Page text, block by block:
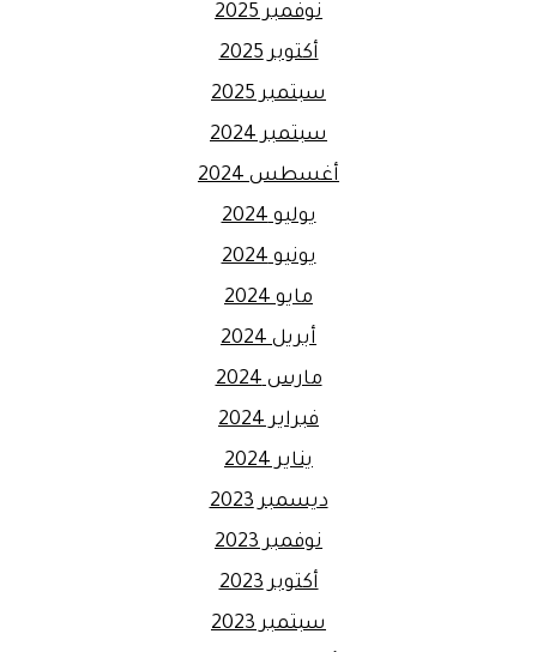
نوفمبر 2025
أكتوبر 2025
سبتمبر 2025
سبتمبر 2024
أغسطس 2024
يوليو 2024
يونيو 2024
مايو 2024
أبريل 2024
مارس 2024
فبراير 2024
يناير 2024
ديسمبر 2023
نوفمبر 2023
أكتوبر 2023
سبتمبر 2023